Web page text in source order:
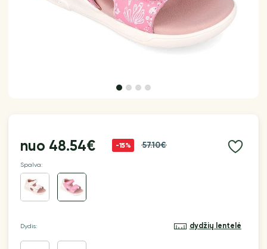
nuo 48.54€ -15% 57.10€
Spalva:
Dydis: dydžių lentelė